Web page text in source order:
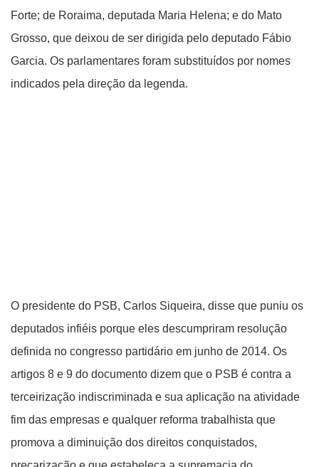
Forte; de Roraima, deputada Maria Helena; e do Mato
Grosso, que deixou de ser dirigida pelo deputado Fábio
Garcia. Os parlamentares foram substituídos por nomes
indicados pela direção da legenda.
O presidente do PSB, Carlos Siqueira, disse que puniu os
deputados infiéis porque eles descumpriram resolução
definida no congresso partidário em junho de 2014. Os
artigos 8 e 9 do documento dizem que o PSB é contra a
terceirização indiscriminada e sua aplicação na atividade
fim das empresas e qualquer reforma trabalhista que
promova a diminuição dos direitos conquistados,